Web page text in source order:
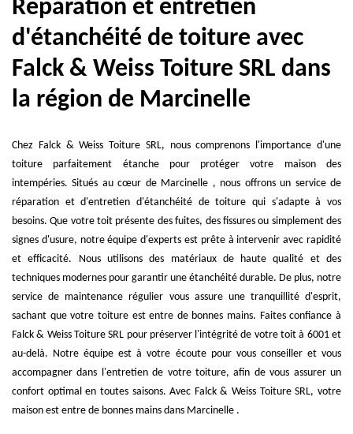
Réparation et entretien
d'étanchéité de toiture avec
Falck & Weiss Toiture SRL dans
la région de Marcinelle
Chez Falck & Weiss Toiture SRL, nous comprenons l'importance d'une
toiture parfaitement étanche pour protéger votre maison des
intempéries. Situés au cœur de Marcinelle , nous offrons un service de
réparation et d'entretien d'étanchéité de toiture qui s'adapte à vos
besoins. Que votre toit présente des fuites, des fissures ou simplement des
signes d'usure, notre équipe d'experts est prête à intervenir avec rapidité
et efficacité. Nous utilisons des matériaux de haute qualité et des
techniques modernes pour garantir une étanchéité durable. De plus, notre
service de maintenance régulier vous assure une tranquillité d'esprit,
sachant que votre toiture est entre de bonnes mains. Faites confiance à
Falck & Weiss Toiture SRL pour préserver l'intégrité de votre toit à 6001 et
au-delà. Notre équipe est à votre écoute pour vous conseiller et vous
accompagner dans l'entretien de votre toiture, afin de vous assurer un
confort optimal en toutes saisons. Avec Falck & Weiss Toiture SRL, votre
maison est entre de bonnes mains dans Marcinelle .